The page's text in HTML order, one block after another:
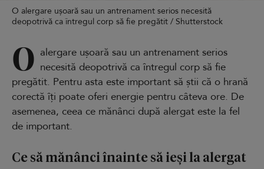
O alergare ușoară sau un antrenament serios necesită
deopotrivă ca întregul corp să fie pregătit / Shutterstock
O alergare ușoară sau un antrenament serios
necesită deopotrivă ca întregul corp să fie
pregătit. Pentru asta este important să știi că o hrană
corectă îți poate oferi energie pentru câteva ore. De
asemenea, ceea ce mănânci după alergat este la fel
de important.
Ce să mănânci înainte să ieși la alergat